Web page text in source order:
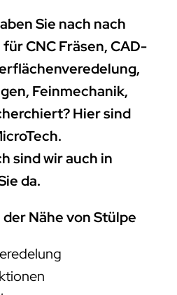
Sie nach nach
CNC Fräsen, CAD-
Feinmechanik,
Hier sind
sind wir auch in
da.
der Nähe von Stülpe